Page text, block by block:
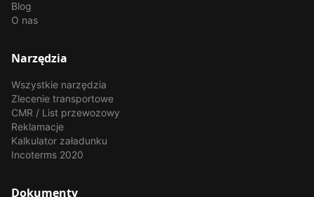
Blog
O nas
Narzędzia
Wszystkie narzędzia
Zlecenie transportowe
CMR / List przewozowy
Reklamacje
Kalkulator załadunku
Incoterms 2020
Dokumenty